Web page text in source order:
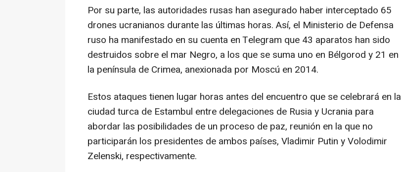
Por su parte, las autoridades rusas han asegurado haber interceptado 65
drones ucranianos durante las últimas horas. Así, el Ministerio de Defensa
ruso ha manifestado en su cuenta en Telegram que 43 aparatos han sido
destruidos sobre el mar Negro, a los que se suma uno en Bélgorod y 21 en
la península de Crimea, anexionada por Moscú en 2014.
Estos ataques tienen lugar horas antes del encuentro que se celebrará en la
ciudad turca de Estambul entre delegaciones de Rusia y Ucrania para
abordar las posibilidades de un proceso de paz, reunión en la que no
participarán los presidentes de ambos países, Vladimir Putin y Volodimir
Zelenski, respectivamente.